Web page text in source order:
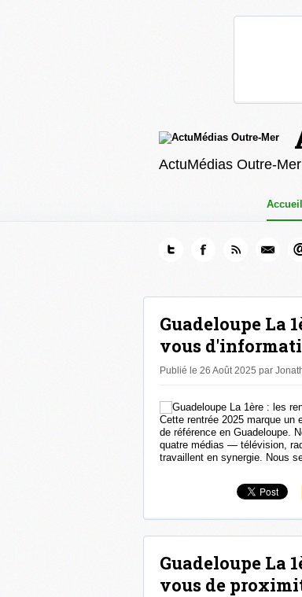
ActuMédias Outre-
Accueil
Guadeloupe La
vous
Publié le 26 Août 2025 par
Cette rentrée 2025 marque un
de référence en Guadeloupe.
quatre médias — télévision,
travaillent en synergie. Nous
Guadeloupe La
vous de